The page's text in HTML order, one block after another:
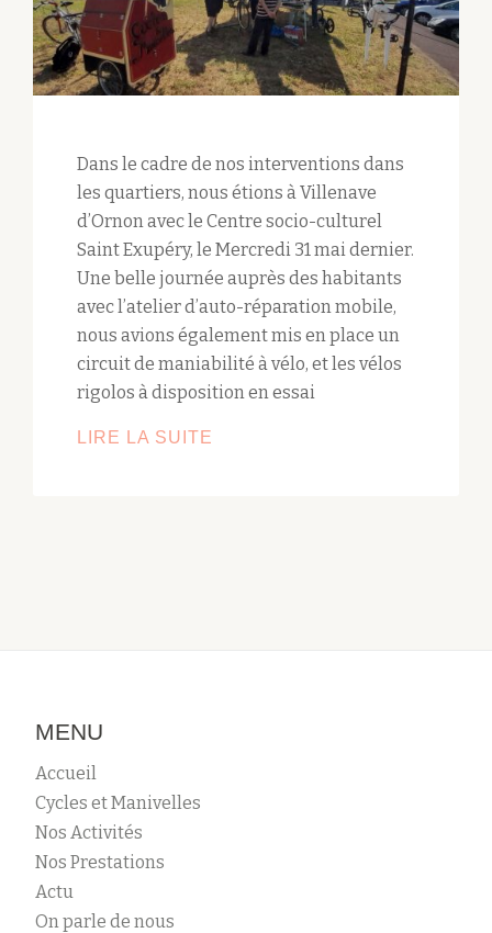
Dans le cadre de nos interventions dans
les quartiers, nous étions à Villenave
d’Ornon avec le Centre socio-culturel
Saint Exupéry, le Mercredi 31 mai dernier.
Une belle journée auprès des habitants
avec l’atelier d’auto-réparation mobile,
nous avions également mis en place un
circuit de maniabilité à vélo, et les vélos
rigolos à disposition en essai
LIRE LA SUITE
MENU
Accueil
Cycles et Manivelles
Nos Activités
Nos Prestations
Actu
On parle de nous